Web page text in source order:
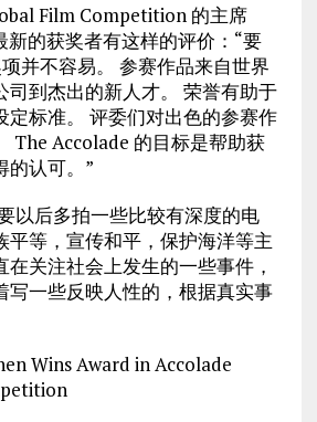
Film Competition 的主席
的获奖者有这样的评价：“要
并不容易。 参赛作品来自世界
司到杰出的新人才。 荣誉有助于
定标准。 评委们对出色的参赛作
The Accolade 的目标是帮助获
的认可。”
以后多拍一些比较有深度的电
平等，宣传和平，保护海洋等主
在关注社会上发生的一些事件，
写一些反映人性的，根据真实事
Wins Award in Accolade